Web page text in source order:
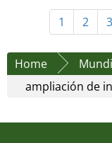
1 2 3
Home
ampliación de